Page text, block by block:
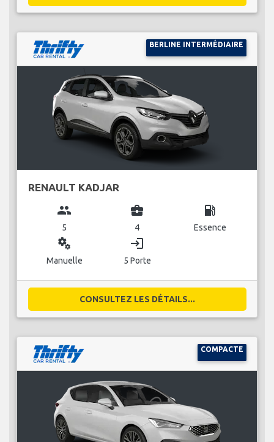
BERLINE INTERMÉDIAIRE
RENAULT KADJAR
group
5
business_center
4
local_gas_station
Essence
miscellaneous_services
Manuelle
login
5 Porte
CONSULTEZ LES DÉTAILS...
COMPACTE